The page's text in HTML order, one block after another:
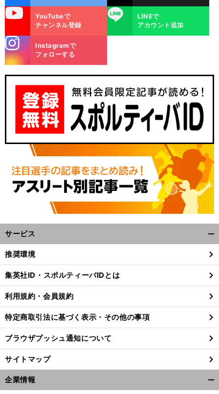
面
」
。
YouTubeで
チャンネル登録
LINE
LINEで
アカウント追加
m
Instagramで
フォローする
サービス
閉
る
推奨環境
集英社ID・スポルティーバIDとは
利用規約・会員規約
特定商取引法に基づく表示・その他の事項
ブラウザプッシュ通知について
サイトマップ
企業情報